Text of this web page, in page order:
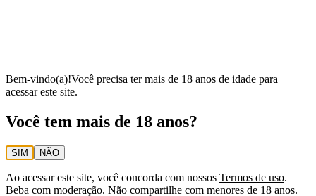
Bem-vindo(a)!Você precisa ter mais de 18 anos de idade para
acessar este site.
Você tem mais de 18 anos?
SIM NÃO
Ao acessar este site, você concorda com nossos Termos de uso.
Beba com moderação. Não compartilhe com menores de 18 anos.